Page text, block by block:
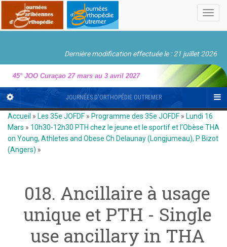
Dernière modification effectuée le : 21 juillet 2026
45° JOO Curaçao 27 mars au 3 avril 2027
JOURNÉES D'ORTHOPÉDIE OUTREMER
Accueil » Les 35e JOFDF » Programme des 35e JOFDF » Lundi 16
Mars » 10h30-12h30 PTH chez le jeune et le sportif et l’Obèse THA
on Young, Athletes and Obese Ch Delaunay (Longjumeau), P Bizot
(Angers) »
018. Ancillaire à usage
unique et PTH - Single
use ancillary in THA